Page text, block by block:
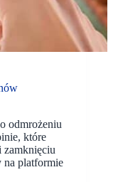
odmrożeniu
które
zamknięciu
na platformie